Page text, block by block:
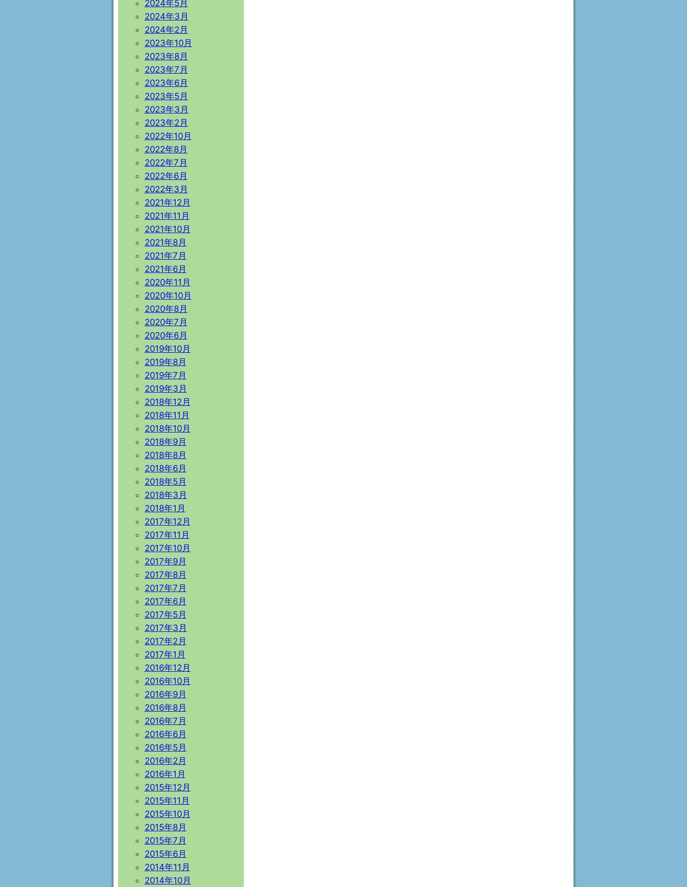
2024年5月
2024年3月
2024年2月
2023年10月
2023年8月
2023年7月
2023年6月
2023年5月
2023年3月
2023年2月
2022年10月
2022年8月
2022年7月
2022年6月
2022年3月
2021年12月
2021年11月
2021年10月
2021年8月
2021年7月
2021年6月
2020年11月
2020年10月
2020年8月
2020年7月
2020年6月
2019年10月
2019年8月
2019年7月
2019年3月
2018年12月
2018年11月
2018年10月
2018年9月
2018年8月
2018年6月
2018年5月
2018年3月
2018年1月
2017年12月
2017年11月
2017年10月
2017年9月
2017年8月
2017年7月
2017年6月
2017年5月
2017年3月
2017年2月
2017年1月
2016年12月
2016年10月
2016年9月
2016年8月
2016年7月
2016年6月
2016年5月
2016年2月
2016年1月
2015年12月
2015年11月
2015年10月
2015年8月
2015年7月
2015年6月
2014年11月
2014年10月